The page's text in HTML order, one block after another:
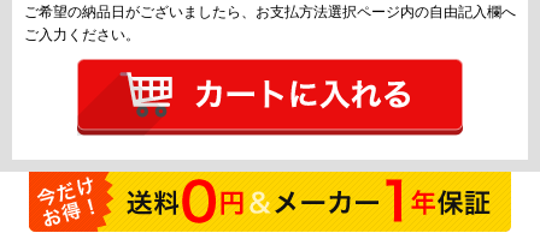
ご希望の納品日がございましたら、お支払方法選択ページ内の自由記入欄へ
ご入力ください。